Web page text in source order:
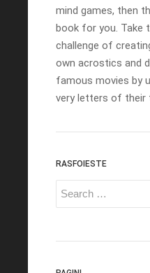
mind games, then
book for you. Take
challenge of
own acrostics and
famous movies by
very letters of their
RASFOIESTE